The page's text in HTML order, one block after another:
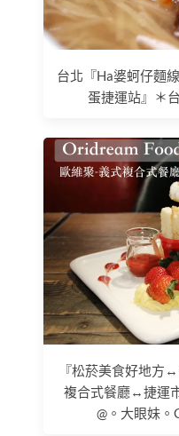
台北『Ha婆蚵仔麵
蛋捷運站』＊
『松菸美食好地方
複合式餐廳↔捷運
@。大眼妹。